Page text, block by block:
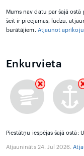
Mums nav datu par šajā ostā
šeit ir pieejamas, lūdzu,
burātājiem. Atjaunot
Enkurvieta
Piestātņu iespējas šajā ostā:
Atjaunināts 24. Jul 2026.